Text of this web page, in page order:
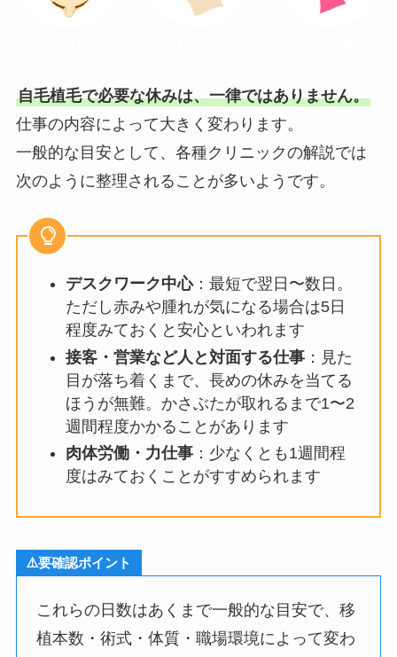
自毛植毛で必要な休みは、一律ではありません。
仕事の内容によって大きく変わります。
一般的な目安として、各種クリニックの解説では
次のように整理されることが多いようです。
デスクワーク中心：最短で翌日〜数日。
ただし赤みや腫れが気になる場合は5日
程度みておくと安心といわれます
接客・営業など人と対面する仕事：見た
目が落ち着くまで、長めの休みを当てる
ほうが無難。かさぶたが取れるまで1〜2
週間程度かかることがあります
肉体労働・力仕事：少なくとも1週間程
度はみておくことがすすめられます
⚠️要確認ポイント
これらの日数はあくまで一般的な目安で、移
植本数・術式・体質・職場環境によって変わ